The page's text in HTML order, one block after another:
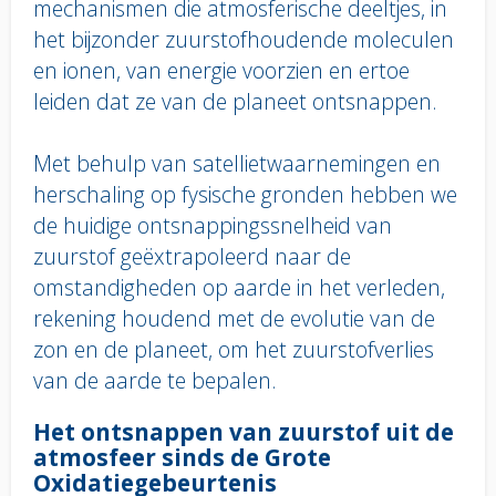
mechanismen die atmosferische deeltjes, in
het bijzonder zuurstofhoudende moleculen
en ionen, van energie voorzien en ertoe
leiden dat ze van de planeet ontsnappen.
Met behulp van satellietwaarnemingen en
herschaling op fysische gronden hebben we
de huidige ontsnappingssnelheid van
zuurstof geëxtrapoleerd naar de
omstandigheden op aarde in het verleden,
rekening houdend met de evolutie van de
zon en de planeet, om het zuurstofverlies
van de aarde te bepalen.
Body
text
Het ontsnappen van zuurstof uit de
atmosfeer sinds de Grote
Oxidatiegebeurtenis